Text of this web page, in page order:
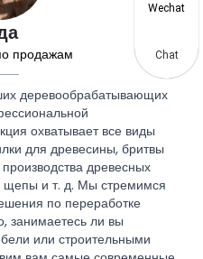
продажам
деревообрабатывающих
охватывает все виды
для древесины, бритвы
древесных
щепы и т. д. Мы стремимся
по переработке
занимаетесь ли вы
или строительными
Wechat
Chat